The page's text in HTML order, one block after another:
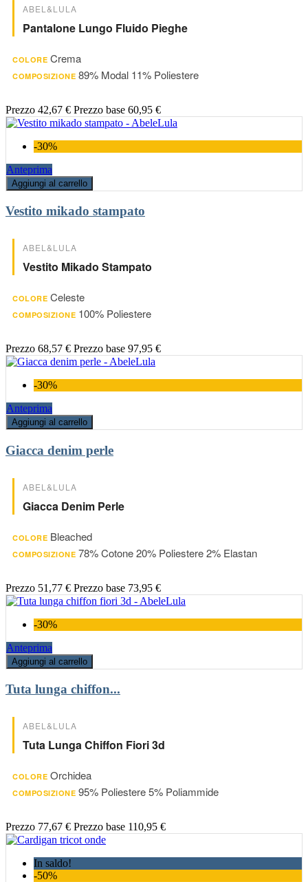
ABEL&LULA
Pantalone Lungo Fluido Pieghe
COLORE Crema
COMPOSIZIONE 89% Modal 11% Poliestere
Prezzo 42,67 € Prezzo base 60,95 €
-30%
Anteprima
Aggiungi al carrello
Vestito mikado stampato
ABEL&LULA
Vestito Mikado Stampato
COLORE Celeste
COMPOSIZIONE 100% Poliestere
Prezzo 68,57 € Prezzo base 97,95 €
-30%
Anteprima
Aggiungi al carrello
Giacca denim perle
ABEL&LULA
Giacca Denim Perle
COLORE Bleached
COMPOSIZIONE 78% Cotone 20% Poliestere 2% Elastan
Prezzo 51,77 € Prezzo base 73,95 €
-30%
Anteprima
Aggiungi al carrello
Tuta lunga chiffon...
ABEL&LULA
Tuta Lunga Chiffon Fiori 3d
COLORE Orchidea
COMPOSIZIONE 95% Poliestere 5% Poliammide
Prezzo 77,67 € Prezzo base 110,95 €
In saldo!
-50%